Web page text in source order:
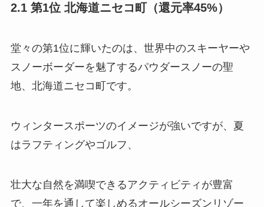
2.1 第1位 北海道ニセコ町（還元率45%）
堂々の第1位に輝いたのは、世界中のスキーヤーや
スノーボーダーを魅了するパウダースノーの聖
地、北海道ニセコ町です。
ウィンタースポーツのイメージが強いですが、夏
はラフティングやゴルフ、
壮大な自然を満喫できるアクティビティが豊富
で、一年を通して楽しめるオールシーズンリゾー